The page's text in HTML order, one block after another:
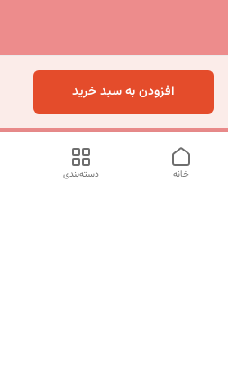
افزودن به سبد خرید
دسته‌بندی خانه